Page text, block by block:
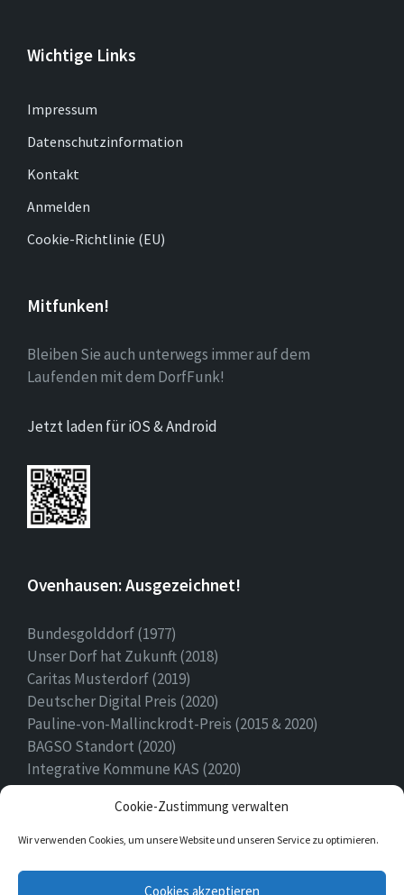
Cookie-Zustimmung verwalten
Wir verwenden Cookies, um unsere Website und unseren Service zu optimieren.
Cookies akzeptieren
Wichtige Links
Impressum
Datenschutzinformation
Kontakt
Anmelden
Cookie-Richtlinie (EU)
Mitfunken!
Bleiben Sie auch unterwegs immer auf dem
Laufenden mit dem DorfFunk!
Jetzt laden für iOS & Android
Ovenhausen: Ausgezeichnet!
Bundesgolddorf (1977)
Unser Dorf hat Zukunft (2018)
Caritas Musterdorf (2019)
Deutscher Digital Preis (2020)
Pauline-von-Mallinckrodt-Preis (2015 & 2020)
BAGSO Standort (2020)
Integrative Kommune KAS (2020)
Ehrenamtspreis Stadt Höxter (2020)
Heimatpreis (2022)
Facebook Twitter